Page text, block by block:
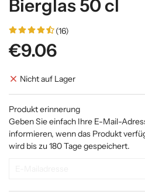
Bierglas 50 cl
(16)
€9.06
Nicht auf Lager
Produkt erinnerung
Geben Sie einfach Ihre E-Mail-
informieren, wenn das Produkt
wird bis zu 180 Tage gespeichert.